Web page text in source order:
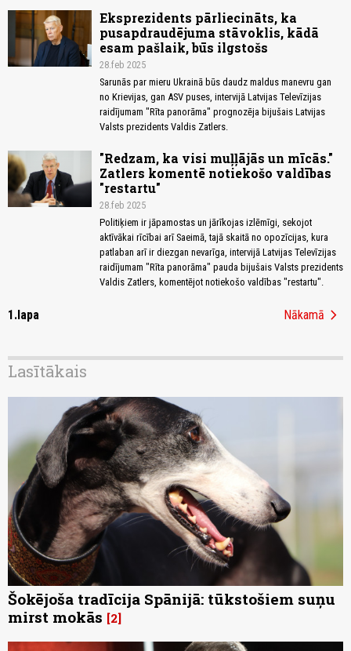
Eksprezidents pārliecināts, ka
pusapdraudējuma stāvoklis, kādā
esam pašlaik, būs ilgstošs
28.feb 2025
Sarunās par mieru Ukrainā būs daudz maldus manevru gan
no Krievijas, gan ASV puses, intervijā Latvijas Televīzijas
raidījumam "Rīta panorāma" prognozēja bijušais Latvijas
Valsts prezidents Valdis Zatlers.
"Redzam, ka visi muļļājās un mīcās."
Zatlers komentē notiekošo valdības
"restartu"
28.feb 2025
Politiķiem ir jāpamostas un jārīkojas izlēmīgi, sekojot
aktīvākai rīcībai arī Saeimā, tajā skaitā no opozīcijas, kura
patlaban arī ir diezgan nevarīga, intervijā Latvijas Televīzijas
raidījumam "Rīta panorāma" pauda bijušais Valsts prezidents
Valdis Zatlers, komentējot notiekošo valdības "restartu".
1.lapa Nākamā chevron_right
Lasītākais
Šokējoša tradīcija Spānijā: tūkstošiem suņu
mirst mokās 2